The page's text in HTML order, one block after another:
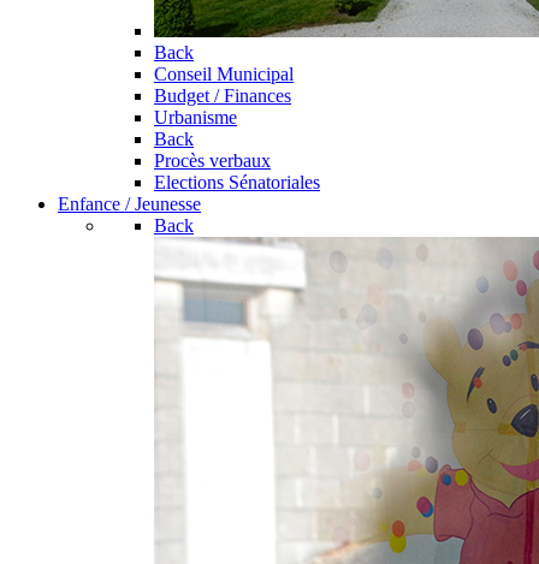
Back
Conseil Municipal
Budget / Finances
Urbanisme
Back
Procès verbaux
Elections Sénatoriales
Enfance / Jeunesse
Back